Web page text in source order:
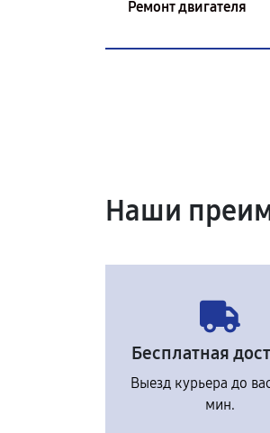
Ремонт двигателя
Наши
Бесплатная
Выезд курьера до
мин.